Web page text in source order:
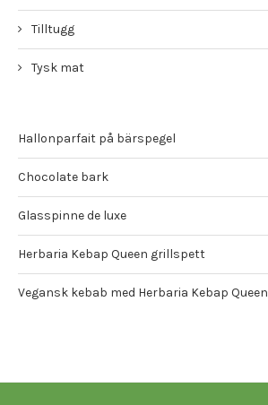
Tilltugg
Tysk mat
Hallonparfait på bärspegel
Chocolate bark
Glasspinne de luxe
Herbaria Kebap Queen grillspett
Vegansk kebab med Herbaria Kebap Queen